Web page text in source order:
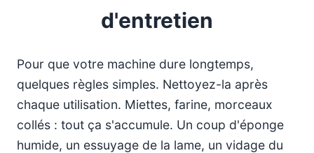
d'entretien
Pour que votre machine dure longtemps,
quelques règles simples. Nettoyez-la après
chaque utilisation. Miettes, farine, morceaux
collés : tout ça s'accumule. Un coup d'éponge
humide, un essuyage de la lame, un vidage du